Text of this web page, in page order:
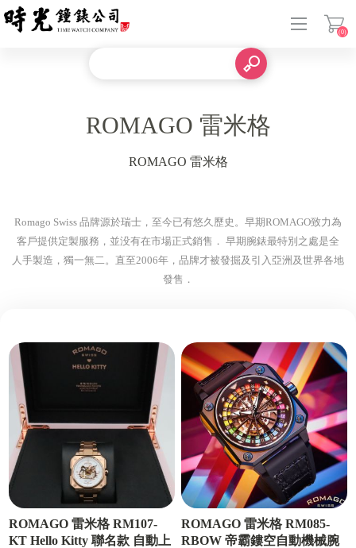
(0)
ROMAGO 雷米格
ROMAGO 雷米格
Romago Swiss 品牌源於瑞士，至今已有悠久歷史。早期ROMAGO致力為
客戶提供定製服務，並没有在市場正式銷售． 早期腕錶最特別之處是全
人手製造，獨一無二。直至2006年，品牌才被發掘及引入亞洲及世界各地
發售．
ROMAGO 雷米格 RM107-
KT Hello Kitty 聯名款 自動上
ROMAGO 雷米格 RM085-
RBOW 帝霸鏤空自動機械腕